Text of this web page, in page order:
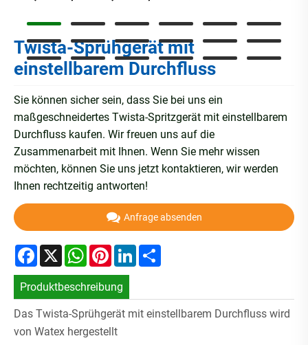
Twista-Sprühgerät mit
einstellbarem Durchfluss
Sie können sicher sein, dass Sie bei uns ein
maßgeschneidertes Twista-Spritzgerät mit einstellbarem
Durchfluss kaufen. Wir freuen uns auf die
Zusammenarbeit mit Ihnen. Wenn Sie mehr wissen
möchten, können Sie uns jetzt kontaktieren, wir werden
Ihnen rechtzeitig antworten!
Anfrage absenden
Facebook
X WhatsApp
PinterestLinkedIn
Produktbeschreibung
Das Twista-Sprühgerät mit einstellbarem Durchfluss wird
von Watex hergestellt